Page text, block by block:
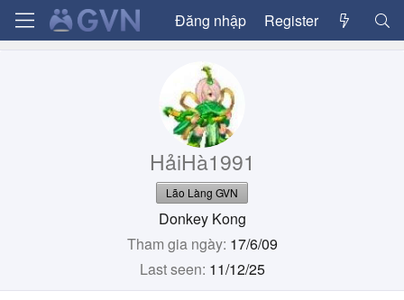
Đăng nhập Register
HảiHà1991
Lão Làng GVN
Donkey Kong
Tham gia ngày 17/6/09
Last seen 11/12/25